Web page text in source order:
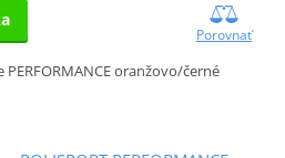
Porovnať
oranžovo/černé